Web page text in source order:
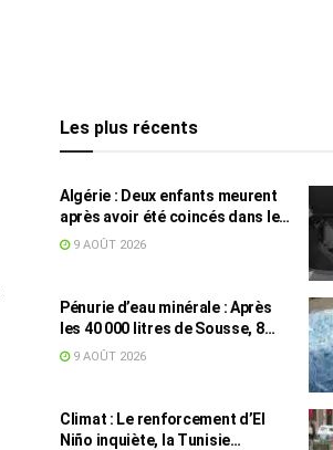
Les plus récents
Algérie : Deux enfants meurent
après avoir été coincés dans le
coffre d’une voiture
9 AOÛT 2026
Pénurie d’eau minérale : Après
les 40 000 litres de Sousse, 8
832 bouteilles saisies à Nabeul
9 AOÛT 2026
Climat : Le renforcement d’El
Niño inquiète, la Tunisie